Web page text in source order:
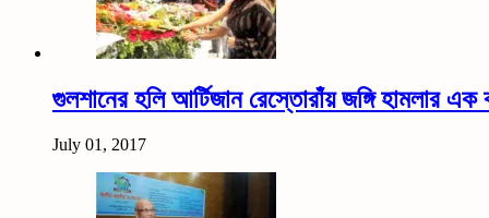
গুলশানের হলি আর্টিজান রেস্তোরাঁয় জঙ্গি হামলার এক
July 01, 2017